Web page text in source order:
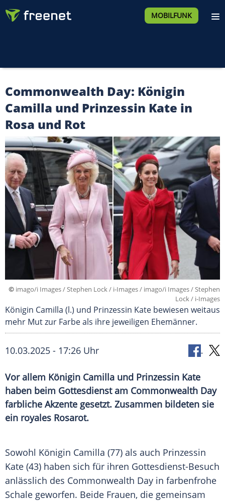
MOBILFUNK
Commonwealth Day: Königin
Camilla und Prinzessin Kate in
Rosa und Rot
© imago/i Images / Stephen Lock / i-Images / imago/i Images / Stephen
Lock / i-Images
Königin Camilla (l.) und Prinzessin Kate bewiesen weitaus
mehr Mut zur Farbe als ihre jeweiligen Ehemänner.
10.03.2025 - 17:26 Uhr
Vor allem Königin Camilla und Prinzessin Kate
haben beim Gottesdienst am Commonwealth Day
farbliche Akzente gesetzt. Zusammen bildeten sie
ein royales Rosarot.
Sowohl Königin Camilla (77) als auch Prinzessin
Kate (43) haben sich für ihren Gottesdienst-Besuch
anlässlich des Commonwealth Day in farbenfrohe
Schale geworfen. Beide Frauen, die gemeinsam